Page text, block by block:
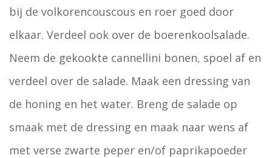
bij de volkorencouscous en roer goed door
elkaar. Verdeel ook over de boerenkoolsalade.
Neem de gekookte cannellini bonen, spoel af en
verdeel over de salade. Maak een dressing van
de honing en het water. Breng de salade op
smaak met de dressing en maak naar wens af
met verse zwarte peper en/of paprikapoeder